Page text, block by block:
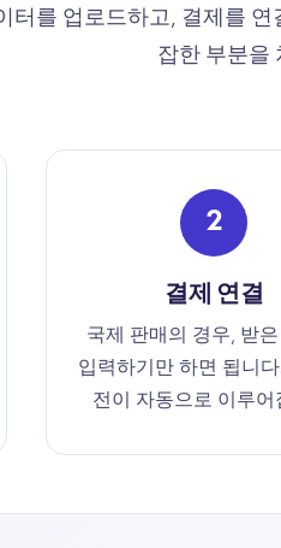
터를 업로드하고, 결제를
잡한 부분을
2
결제 연결
국제 판매의 경우, 받
입력하기만 하면 됩니
전이 자동으로 이루어